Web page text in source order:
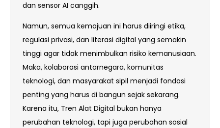
dan sensor AI canggih.
Namun, semua kemajuan ini harus diiringi etika,
regulasi privasi, dan literasi digital yang semakin
tinggi agar tidak menimbulkan risiko kemanusiaan.
Maka, kolaborasi antarnegara, komunitas
teknologi, dan masyarakat sipil menjadi fondasi
penting yang harus di bangun sejak sekarang.
Karena itu, Tren Alat Digital bukan hanya
perubahan teknologi, tapi juga perubahan sosial